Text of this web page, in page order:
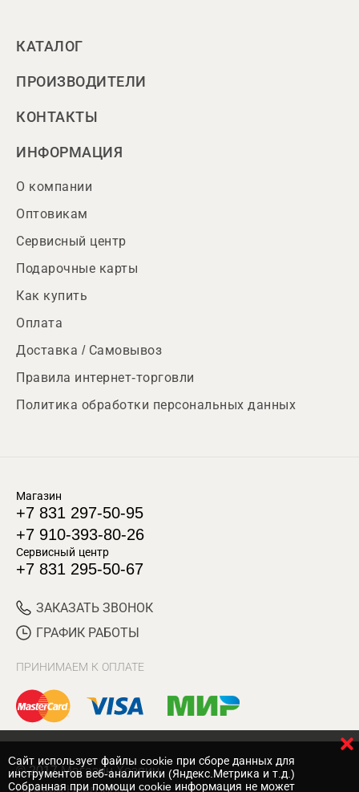
КАТАЛОГ
ПРОИЗВОДИТЕЛИ
КОНТАКТЫ
ИНФОРМАЦИЯ
О компании
Оптовикам
Сервисный центр
Подарочные карты
Как купить
Оплата
Доставка / Самовывоз
Правила интернет-торговли
Политика обработки персональных данных
Магазин
+7 831 297-50-95
+7 910-393-80-26
Сервисный центр
+7 831 295-50-67
ЗАКАЗАТЬ ЗВОНОК
ГРАФИК РАБОТЫ
ПРИНИМАЕМ К ОПЛАТЕ
© 2017 Магазин Хозяин
Cайт использует файлы cookie при сборе данных для
инструментов веб-аналитики (Яндекс.Метрика и т.д.)
Собранная при помощи cookie информация не может